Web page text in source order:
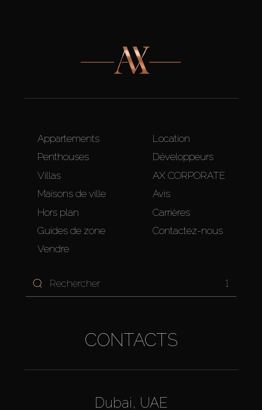
Appartements
Penthouses
Villas
Maisons de ville
Hors plan
Guides de zone
Vendre
Location
Développeurs
AX CORPORATE
Avis
Carrières
Contactez-nous
1
CONTACTS
Dubai, UAE